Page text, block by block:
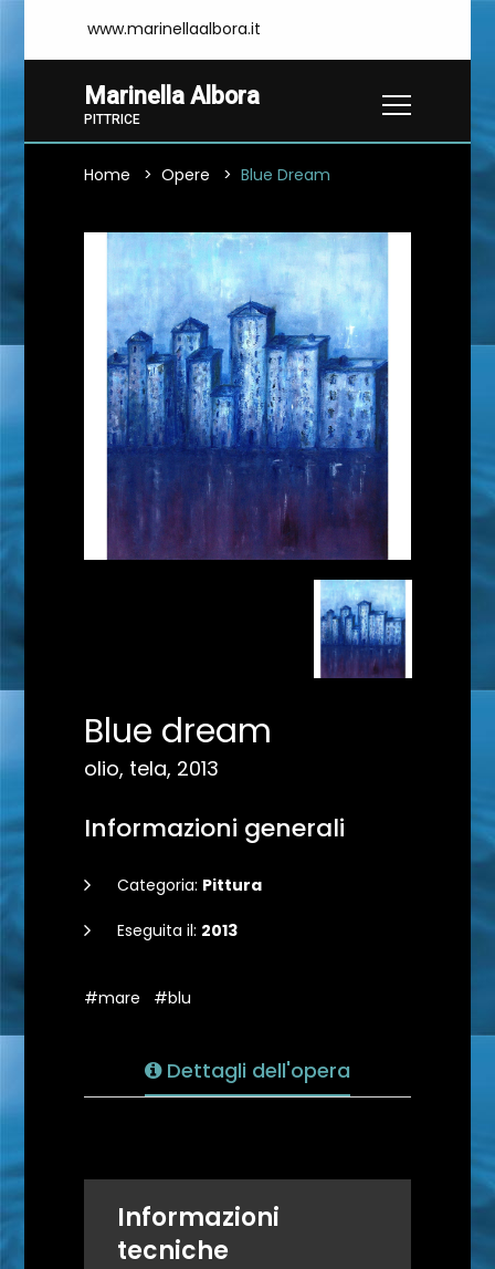
www.marinellaalbora.it
Marinella Albora
PITTRICE
Home Opere Blue Dream
Blue dream
olio, tela, 2013
Informazioni generali
Categoria: Pittura
Eseguita il: 2013
#mare #blu
Dettagli dell'opera
Informazioni
tecniche